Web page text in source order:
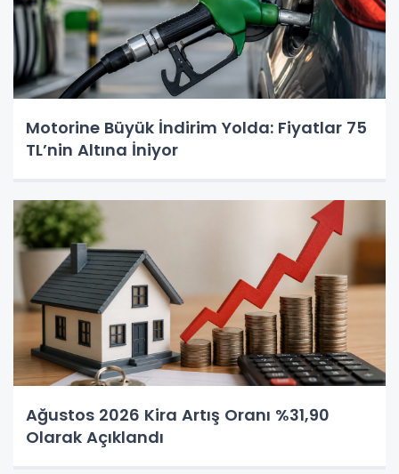
Motorine Büyük İndirim Yolda: Fiyatlar 75
TL’nin Altına İniyor
Ağustos 2026 Kira Artış Oranı %31,90
Olarak Açıklandı